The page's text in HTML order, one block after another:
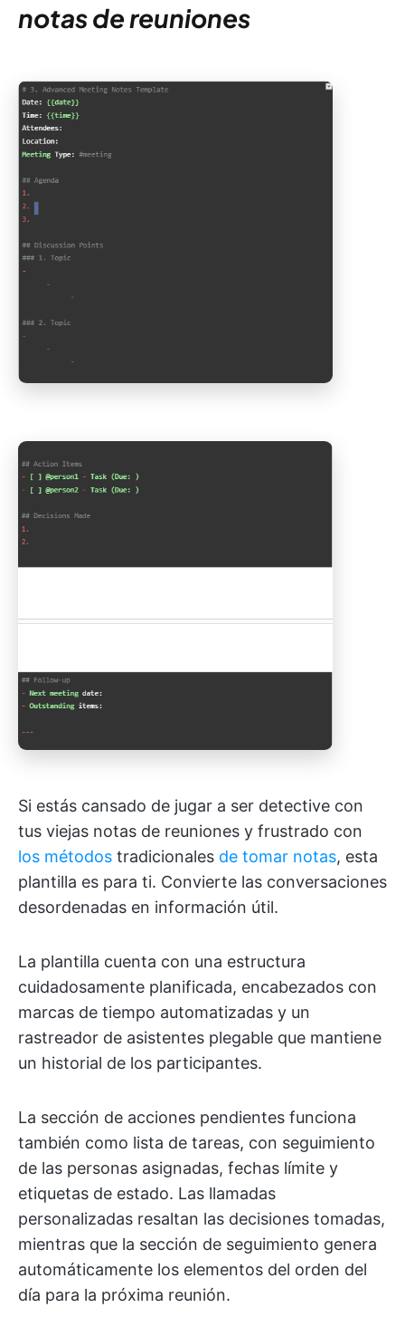
notas de reuniones
Si estás cansado de jugar a ser detective con
tus viejas notas de reuniones y frustrado con
los métodos tradicionales de tomar notas, esta
plantilla es para ti. Convierte las conversaciones
desordenadas en información útil.
La plantilla cuenta con una estructura
cuidadosamente planificada, encabezados con
marcas de tiempo automatizadas y un
rastreador de asistentes plegable que mantiene
un historial de los participantes.
La sección de acciones pendientes funciona
también como lista de tareas, con seguimiento
de las personas asignadas, fechas límite y
etiquetas de estado. Las llamadas
personalizadas resaltan las decisiones tomadas,
mientras que la sección de seguimiento genera
automáticamente los elementos del orden del
día para la próxima reunión.